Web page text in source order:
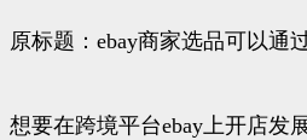
原标题：ebay商家选品可以通
想要在跨境平台ebay上开店发